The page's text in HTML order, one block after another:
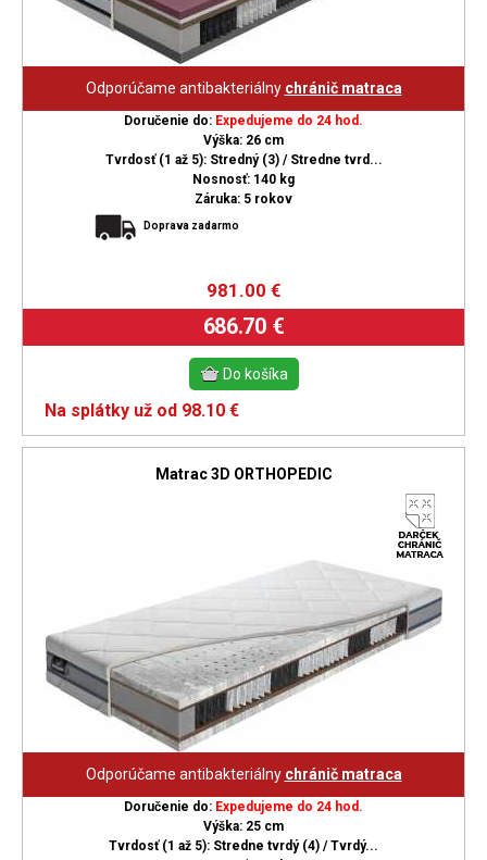
Odporúčame antibakteriálny chránič matraca
Doručenie do: Expedujeme do 24 hod.
Výška: 26 cm
Tvrdosť (1 až 5): Stredný (3) / Stredne tvrd...
Nosnosť: 140 kg
Záruka: 5 rokov
Doprava zadarmo
981.00 €
686.70 €
Na splátky už od 98.10 €
Matrac 3D ORTHOPEDIC
Odporúčame antibakteriálny chránič matraca
Doručenie do: Expedujeme do 24 hod.
Výška: 25 cm
Tvrdosť (1 až 5): Stredne tvrdý (4) / Tvrdý...